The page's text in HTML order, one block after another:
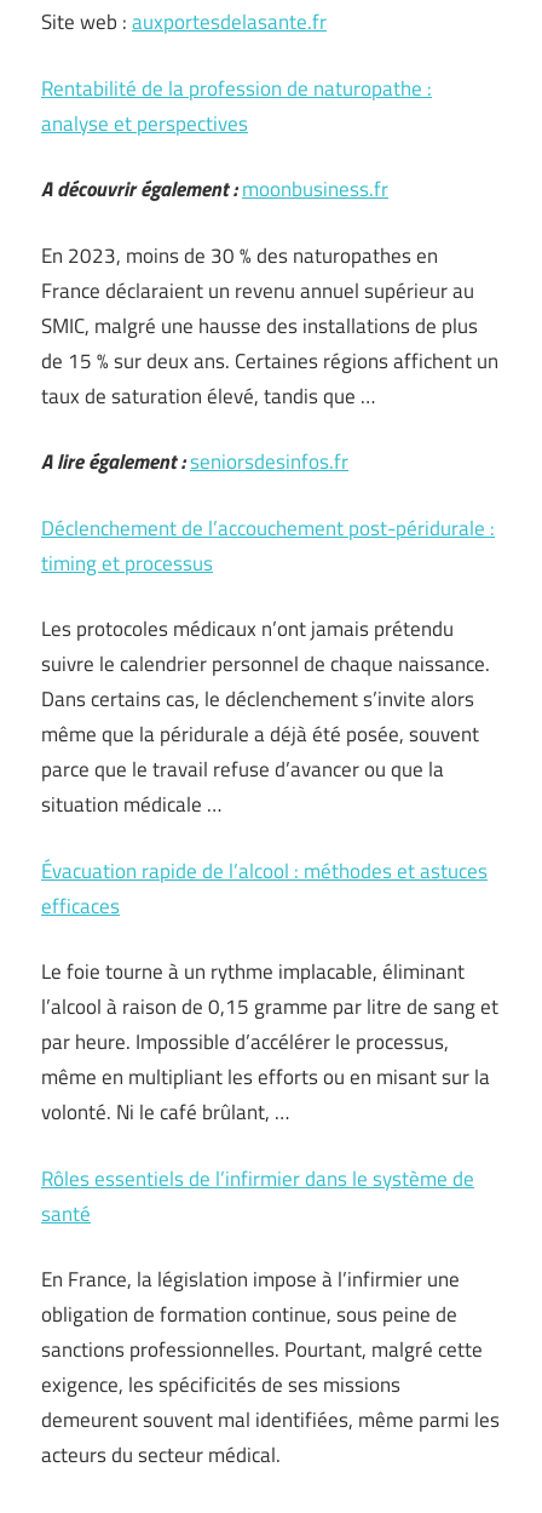
Site web :auxportesdelasante.fr
Rentabilité de la profession de naturopathe :
analyse et perspectives
A découvrir également :moonbusiness.fr
En 2023, moins de 30 % des naturopathes en
France déclaraient un revenu annuel supérieur au
SMIC, malgré une hausse des installations de plus
de 15 % sur deux ans. Certaines régions affichent un
taux de saturation élevé, tandis que …
A lire également :seniorsdesinfos.fr
Déclenchement de l’accouchement post-péridurale :
timing et processus
Les protocoles médicaux n’ont jamais prétendu
suivre le calendrier personnel de chaque naissance.
Dans certains cas, le déclenchement s’invite alors
même que la péridurale a déjà été posée, souvent
parce que le travail refuse d’avancer ou que la
situation médicale …
Évacuation rapide de l’alcool : méthodes et astuces
efficaces
Le foie tourne à un rythme implacable, éliminant
l’alcool à raison de 0,15 gramme par litre de sang et
par heure. Impossible d’accélérer le processus,
même en multipliant les efforts ou en misant sur la
volonté. Ni le café brûlant, …
Rôles essentiels de l’infirmier dans le système de
santé
En France, la législation impose à l’infirmier une
obligation de formation continue, sous peine de
sanctions professionnelles. Pourtant, malgré cette
exigence, les spécificités de ses missions
demeurent souvent mal identifiées, même parmi les
acteurs du secteur médical.